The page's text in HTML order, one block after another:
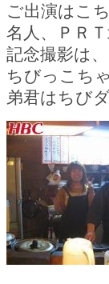
ご出演はこ
名人、ＰＲ
記念撮影は
ちびっこち
弟君はちび